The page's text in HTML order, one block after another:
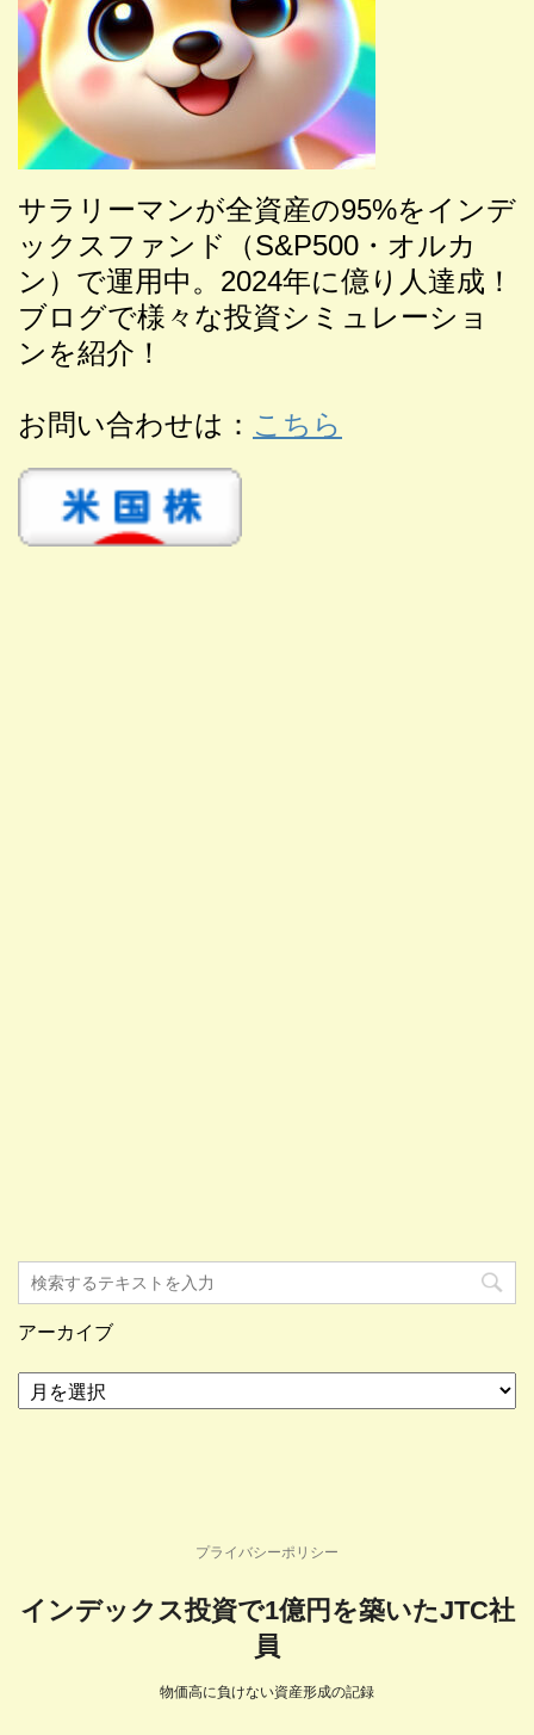
サラリーマンが全資産の95%をインデ
ックスファンド（S&P500・オルカ
ン）で運用中。2024年に億り人達成！
ブログで様々な投資シミュレーショ
ンを紹介！
お問い合わせは： こちら
アーカイブ
ア
ー
プライバシーポリシー
インデックス投資で1億円を築いたJTC社
員
物価高に負けない資産形成の記録